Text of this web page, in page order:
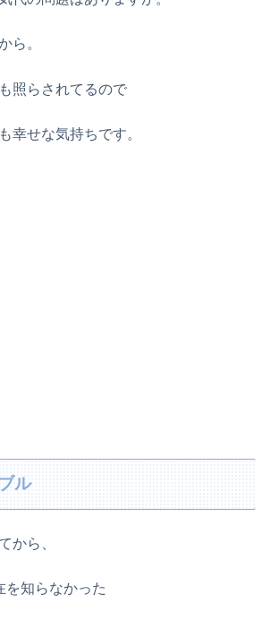
ら。
照らされてるので
幸せな気持ちです。
ル
から、
を知らなかった